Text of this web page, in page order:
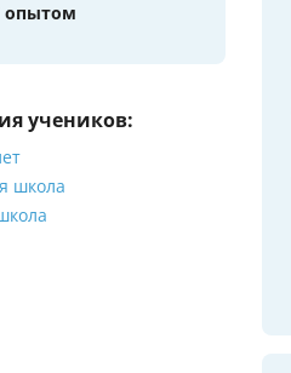
опытом
учеников:
школа